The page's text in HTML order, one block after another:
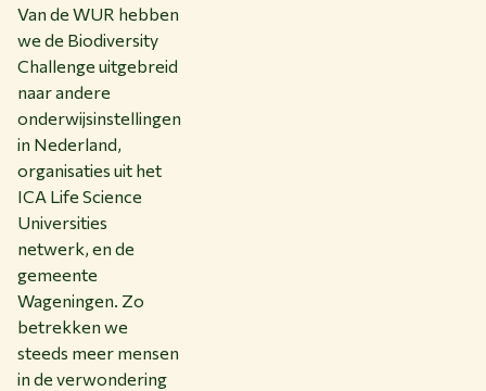
Van de WUR hebben
we de Biodiversity
Challenge uitgebreid
naar andere
onderwijsinstellingen
in Nederland,
organisaties uit het
ICA Life Science
Universities
netwerk, en de
gemeente
Wageningen. Zo
betrekken we
steeds meer mensen
in de verwondering